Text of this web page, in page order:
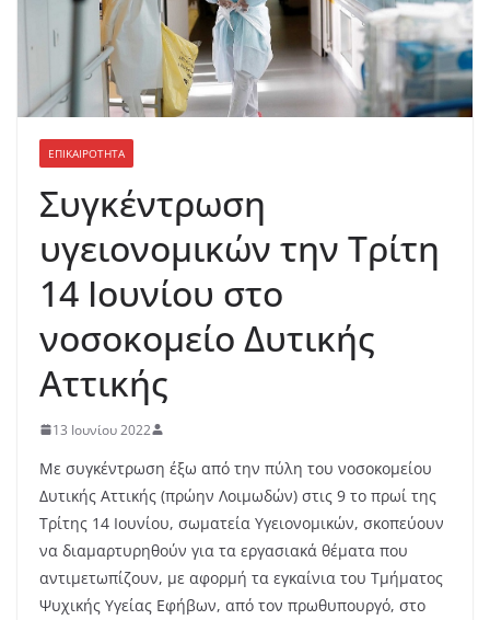
ΕΠΙΚΑΙΡΟΤΗΤΑ
Συγκέντρωση
υγειονομικών την Τρίτη
14 Ιουνίου στο
νοσοκομείο Δυτικής
Αττικής
13 Ιουνίου 2022
Με συγκέντρωση έξω από την πύλη του νοσοκομείου
Δυτικής Αττικής (πρώην Λοιμωδών) στις 9 το πρωί της
Τρίτης 14 Ιουνίου, σωματεία Υγειονομικών, σκοπεύουν
να διαμαρτυρηθούν για τα εργασιακά θέματα που
αντιμετωπίζουν, με αφορμή τα εγκαίνια του Τμήματος
Ψυχικής Υγείας Εφήβων, από τον πρωθυπουργό, στο